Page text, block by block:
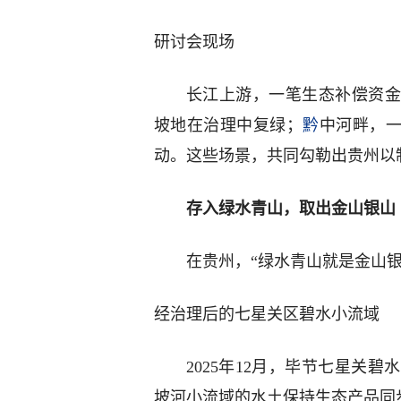
研讨会现场
长江上游，一笔生态补偿资
坡地在治理中复绿； 黔中河畔，
动。这些场景，共同勾勒出贵州
存入绿水青山，取出金山银山
在贵州，“绿水青山就是金山
经治理后的七星关区碧水小流域
2025年12月，毕节七星关碧
坡河小流域的水土保持生态产品